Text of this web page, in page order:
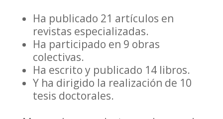
Ha publicado 21 artículos en
revistas especializadas.
Ha participado en 9 obras
colectivas.
Ha escrito y publicado 14 libros.
Y ha dirigido la realización de 10
tesis doctorales.